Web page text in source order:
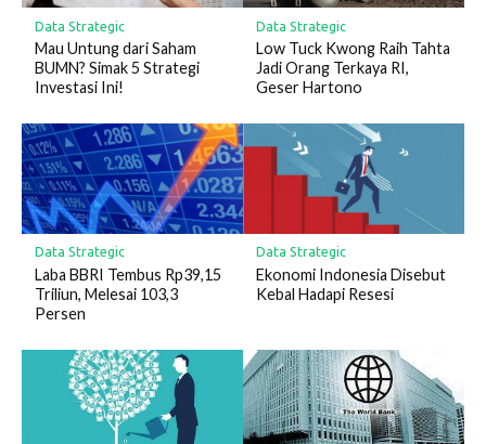
Data Strategic
Mau Untung dari Saham
BUMN? Simak 5 Strategi
Investasi Ini!
Data Strategic
Low Tuck Kwong Raih Tahta
Jadi Orang Terkaya RI,
Geser Hartono
Data Strategic
Laba BBRI Tembus Rp39,15
Triliun, Melesai 103,3
Persen
Data Strategic
Ekonomi Indonesia Disebut
Kebal Hadapi Resesi